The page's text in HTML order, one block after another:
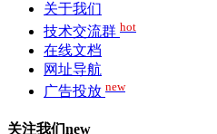
关于我们
技术交流群 hot
在线文档
网址导航
广告投放 new
关注我们new